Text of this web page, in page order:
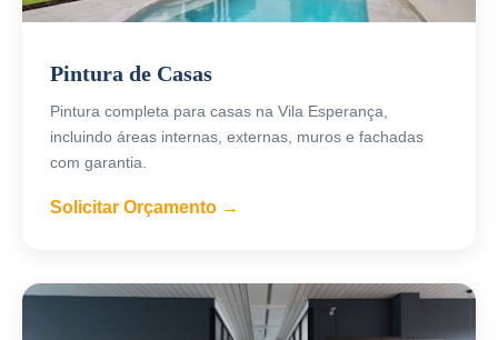
Pintura de Casas
Pintura completa para casas na Vila Esperança,
incluindo áreas internas, externas, muros e fachadas
com garantia.
Solicitar Orçamento →